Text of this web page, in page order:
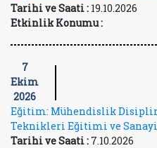
Tarihi ve Saati : 19.10.2026
Etkinlik Konumu :
7
Ekim
2026
Eğitim: Mühendislik
Teknikleri Eğitimi ve
Tarihi ve Saati : 7.10.2026